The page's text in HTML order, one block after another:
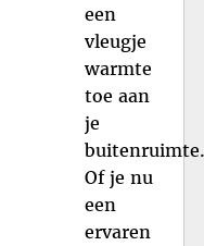
een
vleugje
warmte
toe aan
je
buitenruimte.
Of je nu
een
ervaren